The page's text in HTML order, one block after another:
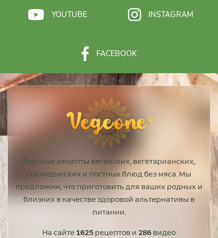
YOUTUBE INSTAGRAM
FACEBOOK
Вкусные рецепты веганских, вегетарианских,
сыроедческих и постных блюд без мяса. Мы
предложим, что приготовить для ваших родных и
близких в качестве здоровой альтернативы в
питании.
На сайте 1625 рецептов и 286 видео